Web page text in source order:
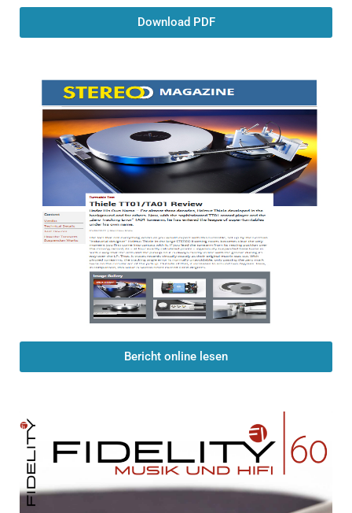
Download PDF
Bericht online lesen